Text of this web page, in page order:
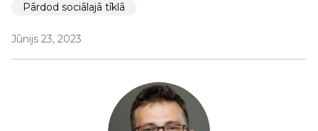
Pārdod sociālajā tīklā
Jūnijs 23, 2023